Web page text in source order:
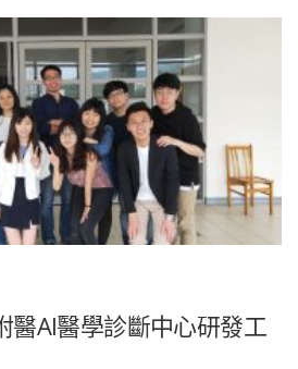
醫AI醫學診斷中心研發工